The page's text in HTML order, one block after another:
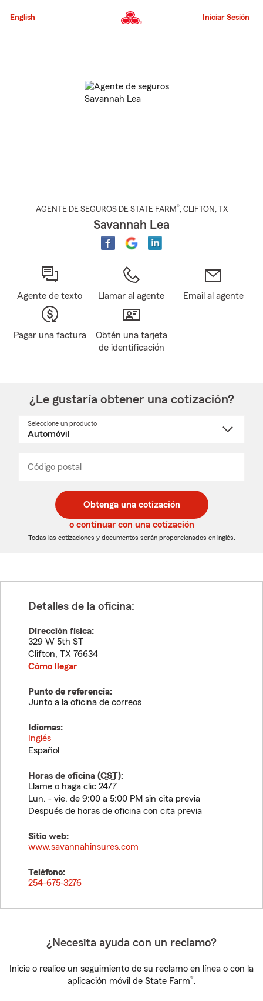
al
principal
English Iniciar Sesión
AGENTE DE SEGUROS DE STATE FARM®, CLIFTON , TX
Savannah Lea
Agente de texto Llamar al agente Email al agente
Pagar una factura
Obtén una tarjeta
de identificación
¿Le gustaría obtener una cotización?
Seleccione un producto
desplegable
Código postal
de
5
dígitos
de
5
dígitos
_____
Obtenga una cotización
o continuar con una cotización
Todas las cotizaciones y documentos serán proporcionados en inglés.
Detalles de la oficina:
Dirección física:
329 W 5th ST
Clifton, TX 76634
Cómo llegar
Punto de referencia:
Junto a la oficina de correos
Idiomas:
Inglés
Español
Horas de oficina (CST):
Llame o haga clic 24/7
Lun. - vie. de 9:00 a 5:00 PM sin cita previa
Después de horas de oficina con cita previa
Sitio web:
www.savannahinsures.com
Teléfono:
254-675-3276
¿Necesita ayuda con un reclamo?
Inicie o realice un seguimiento de su reclamo en línea o con la
aplicación móvil de State Farm®.